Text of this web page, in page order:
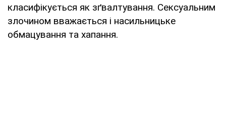
класифікується як зґвалтування. Сексуальним
злочином вважається і насильницьке
обмацування та хапання.